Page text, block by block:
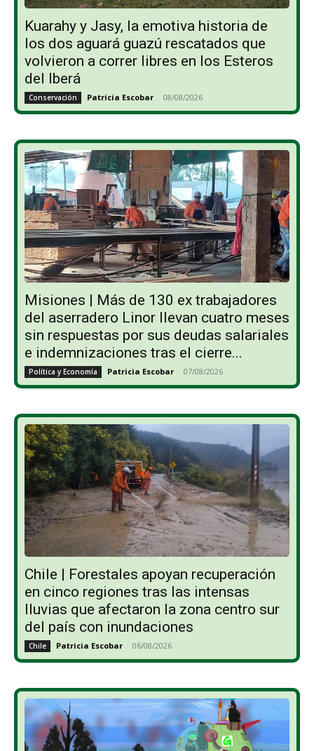
Kuarahy y Jasy, la emotiva historia de
los dos aguará guazú rescatados que
volvieron a correr libres en los Esteros
del Iberá
Conservación Patricia Escobar - 08/08/2026
Misiones | Más de 130 ex trabajadores
del aserradero Linor llevan cuatro meses
sin respuestas por sus deudas salariales
e indemnizaciones tras el cierre...
Política y Economía Patricia Escobar - 07/08/2026
Chile | Forestales apoyan recuperación
en cinco regiones tras las intensas
lluvias que afectaron la zona centro sur
del país con inundaciones
Chile Patricia Escobar - 06/08/2026